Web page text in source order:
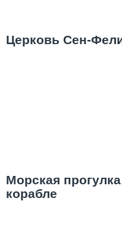
Церковь Сен-
Морская
корабле